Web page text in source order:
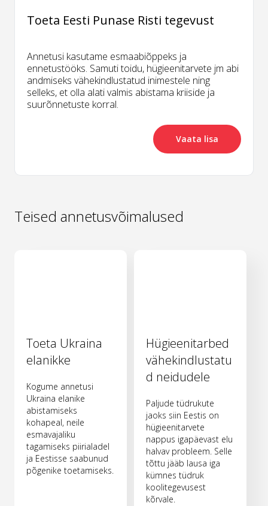
Toeta Eesti Punase Risti tegevust
Annetusi kasutame esmaabiõppeks ja
ennetustööks. Samuti toidu, hügieenitarvete jm abi
andmiseks vähekindlustatud inimestele ning
selleks, et olla alati valmis abistama kriiside ja
suurõnnetuste korral.
Vaata lisa
Teised annetusvõimalused
Toeta Ukraina
elanikke
Kogume annetusi
Ukraina elanike
abistamiseks
kohapeal, neile
esmavajaliku
tagamiseks piirialadel
ja Eestisse saabunud
põgenike toetamiseks.
Hügieenitarbed
vähekindlustatu
d neidudele
Paljude tüdrukute
jaoks siin Eestis on
hügieenitarvete
nappus igapäevast elu
halvav probleem. Selle
tõttu jääb lausa iga
kümnes tüdruk
koolitegevusest
kõrvale.